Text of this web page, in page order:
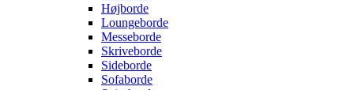
Højborde
Loungeborde
Messeborde
Skriveborde
Sideborde
Sofaborde